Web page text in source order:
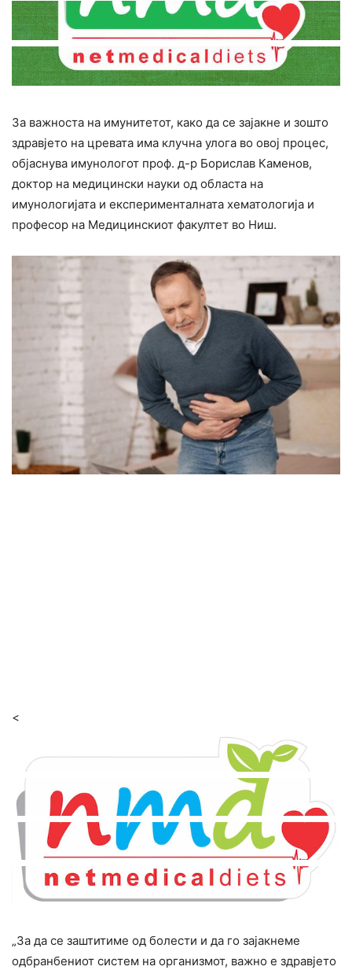
За важноста на имунитетот, како да се зајакне и зошто
здравјето на цревата има клучна улога во овој процес,
објаснува имунологот проф. д-р Борислав Каменов,
доктор на медицински науки од областа на
имунологијата и експерименталната хематологија и
професор на Медицинскиот факултет во Ниш.
<
„За да се заштитиме од болести и да го зајакнеме
одбранбениот систем на организмот, важно е здравјето